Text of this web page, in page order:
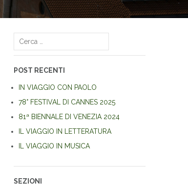
Ricerca
POST RECENTI
IN VIAGGIO CON PAOLO
78° FESTIVAL DI CANNES 2025
81ª BIENNALE DI VENEZIA 2024
IL VIAGGIO IN LETTERATURA
IL VIAGGIO IN MUSICA
SEZIONI